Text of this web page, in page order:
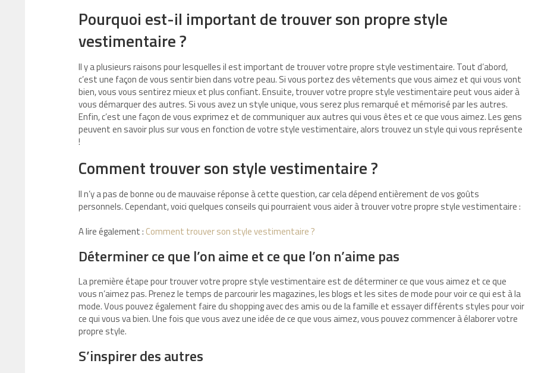
Pourquoi est-il important de trouver son propre style
vestimentaire ?
Il y a plusieurs raisons pour lesquelles il est important de trouver votre propre style vestimentaire. Tout d’abord,
c’est une façon de vous sentir bien dans votre peau. Si vous portez des vêtements que vous aimez et qui vous vont
bien, vous vous sentirez mieux et plus confiant. Ensuite, trouver votre propre style vestimentaire peut vous aider à
vous démarquer des autres. Si vous avez un style unique, vous serez plus remarqué et mémorisé par les autres.
Enfin, c’est une façon de vous exprimez et de communiquer aux autres qui vous êtes et ce que vous aimez. Les gens
peuvent en savoir plus sur vous en fonction de votre style vestimentaire, alors trouvez un style qui vous représente
!
Comment trouver son style vestimentaire ?
Il n’y a pas de bonne ou de mauvaise réponse à cette question, car cela dépend entièrement de vos goûts
personnels. Cependant, voici quelques conseils qui pourraient vous aider à trouver votre propre style vestimentaire :
A lire également : Comment trouver son style vestimentaire ?
Déterminer ce que l’on aime et ce que l’on n’aime pas
La première étape pour trouver votre propre style vestimentaire est de déterminer ce que vous aimez et ce que
vous n’aimez pas. Prenez le temps de parcourir les magazines, les blogs et les sites de mode pour voir ce qui est à la
mode. Vous pouvez également faire du shopping avec des amis ou de la famille et essayer différents styles pour voir
ce qui vous va bien. Une fois que vous avez une idée de ce que vous aimez, vous pouvez commencer à élaborer votre
propre style.
S’inspirer des autres